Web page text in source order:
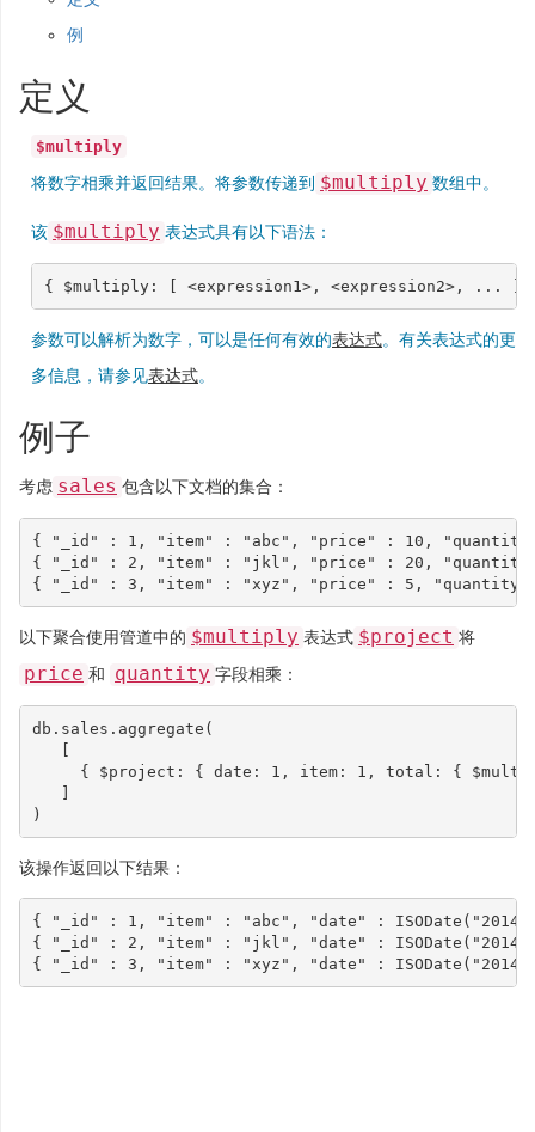
例
定义
$multiply
将数字相乘并返回结果。将参数传递到 $multiply 数组中。
该 $multiply 表达式具有以下语法：
{ $multiply: [ <expression1 >, <expression2>, ... ]
参数可以解析为数字，可以是任何有效的表达式。有关表达式的更
多信息，请参见表达式。
例子
考虑 sales 包含以下文档的集合：
{ "_id" : 1 , "item" : "abc" , "price" : 10 ,
{
"_id" : 2 , "item" : "jkl" , "price" : 20 ,
{
"_id" : 3 , "item" : "xyz" , "price" : 5 , "quantity"
以下聚合使用管道中的 $multiply 表达式 $project 将
price 和 quantity 字段相乘：
db . sales . aggregate (
[
{
$project : { date : 1 , item: 1 , total : {
]
)
该操作返回以下结果：
{ "_id" : 1 , "item" : "abc" , "date" : ISODate ( "2014-
{
"_id" : 2 , "item" : "jkl" , "date" : ISODate ( "2014-
{
"_id" : 3 , "item" : "xyz" , "date" : ISODate ( "2014-